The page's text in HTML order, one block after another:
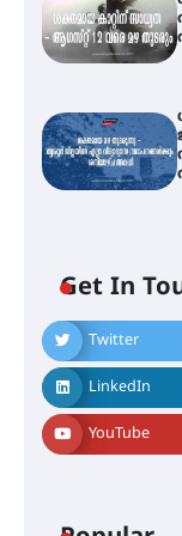
Get In
Twitter
LinkedIn
YouTube